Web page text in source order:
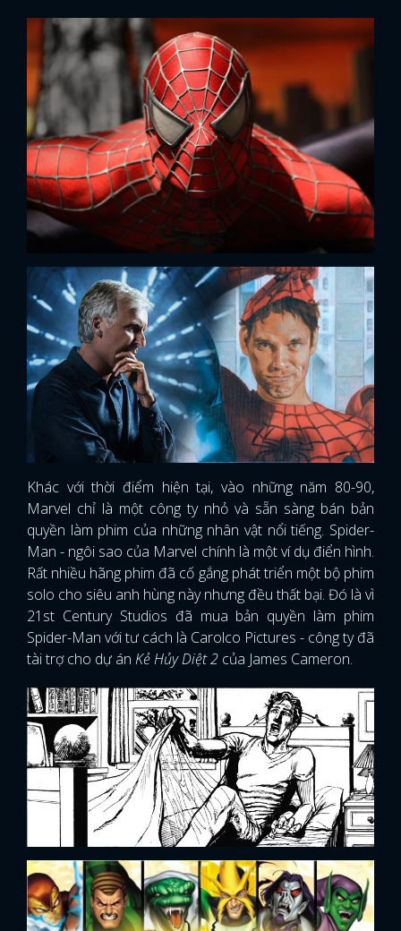
x
ĐĂNG NHẬP
Khác với thời điểm hiện tại, vào những năm 80-90,
Marvel chỉ là một công ty nhỏ và sẵn sàng bán bản
quyền làm phim của những nhân vật nổi tiếng. Spider-
Man - ngôi sao của Marvel chính là một ví dụ điển hình.
Rất nhiều hãng phim đã cố gắng phát triển một bộ phim
solo cho siêu anh hùng này nhưng đều thất bại. Đó là vì
21st Century Studios đã mua bản quyền làm phim
Spider-Man với tư cách là Carolco Pictures - công ty đã
tài trợ cho dự án Kẻ Hủy Diệt 2 của James Cameron.